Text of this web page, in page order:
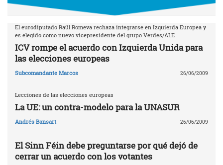
El eurodiputado Raül Romeva rechaza integrarse en Izquierda Europea y
es elegido como nuevo vicepresidente del grupo Verdes/ALE
ICV rompe el acuerdo con Izquierda Unida para
las elecciones europeas
Subcomandante Marcos 26/06/2009
Lecciones de las elecciones europeas
La UE: un contra-modelo para la UNASUR
Andrés Bansart 26/06/2009
El Sinn Féin debe preguntarse por qué dejó de
cerrar un acuerdo con los votantes